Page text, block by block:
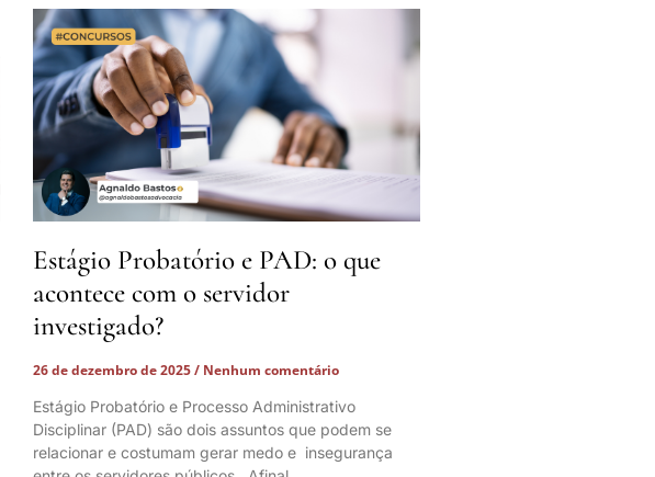
Estágio Probatório e PAD: o que
acontece com o servidor
investigado?
26 de dezembro de 2025 Nenhum comentário
Estágio Probatório e Processo Administrativo
Disciplinar (PAD) são dois assuntos que podem se
relacionar e costumam gerar medo e insegurança